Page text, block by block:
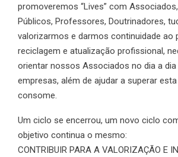
promoveremos “Lives” com
Públicos, Professores, Doutrinadores,
valorizarmos e darmos continuidade ao
reciclagem e atualização profissional,
orientar nossos Associados no dia a dia
empresas, além de ajudar a superar
consome.
Um ciclo se encerrou, um novo ciclo
objetivo continua o mesmo:
CONTRIBUIR PARA A VALORIZAÇÃO E